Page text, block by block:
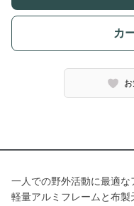
カ
一人での野外活動に最適な
軽量アルミフレームと布